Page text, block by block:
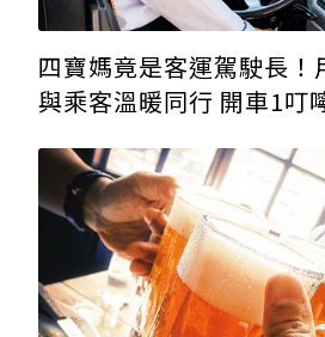
四寶媽竟是客運駕駛長！
與乘客溫暖同行 開車1叮